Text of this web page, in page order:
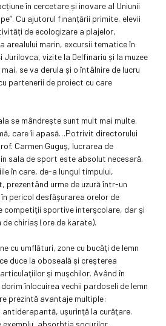
în cercetare și inovare al Uniunii
Cu ajutorul finanțării primite, elevii
de ecologizare a plajelor,
arealului marin, excursii tematice în
Jurilovca, vizite la Delfinariu și la muzee
se va derula și o întâlnire de lucru
partenerii de proiect cu care
se mândreşte sunt mult mai multe.
care îi apasă…Potrivit directorului
Carmen Guguş, lucrarea de
sala de sport este absolut necesară.
în care, de-a lungul timpului,
urme de uzură într-un
pericol desfăşurarea orelor de
competiţii sportive interşcolare, dar şi
chiriaş (ore de karate).
cu umflături, zone cu bucăţi de lemn
duce la oboseală şi creşterea
şi muşchilor. Având în
înlocuirea vechii pardoseli de lemn
prezintă avantaje multiple:
uşurinţă la curăţare.